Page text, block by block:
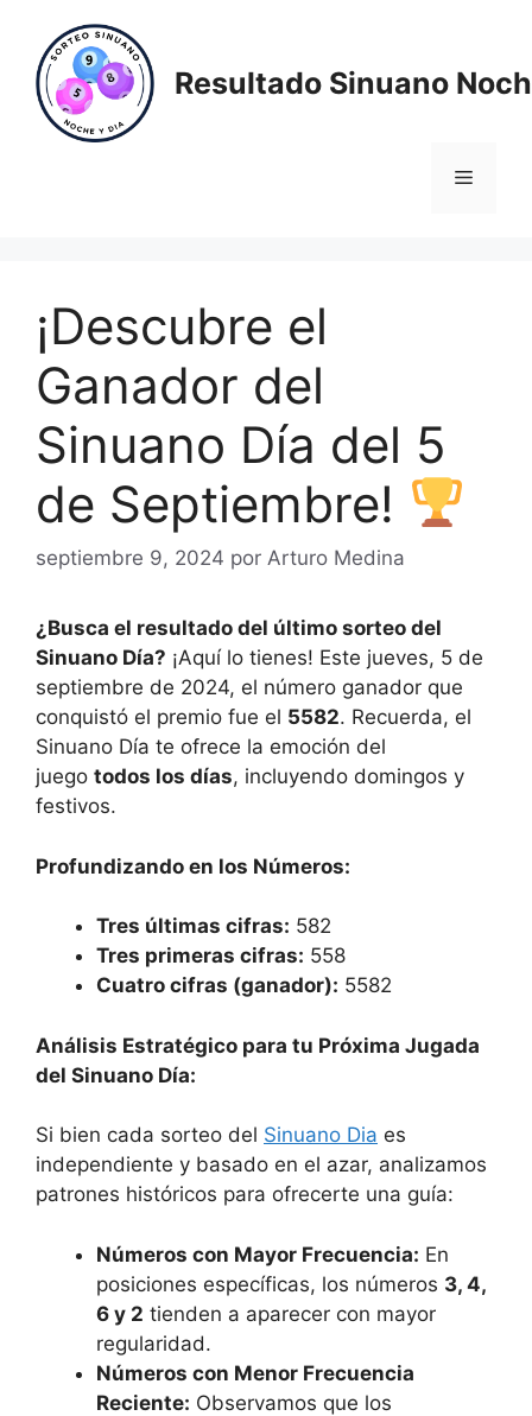
contenido
Resultado Sinuano
Menú
¡Descubre el
Ganador del
Sinuano Día del 5
de Septiembre!
septiembre 9, 2024 por Arturo Medina
¿Busca el resultado del último sorteo del
Sinuano Día? ¡Aquí lo tienes! Este jueves, 5 de
septiembre de 2024, el número ganador que
conquistó el premio fue el 5582. Recuerda, el
Sinuano Día te ofrece la emoción del
juego todos los días, incluyendo domingos y
festivos.
Profundizando en los Números:
Tres últimas cifras: 582
Tres primeras cifras: 558
Cuatro cifras (ganador): 5582
Análisis Estratégico para tu Próxima Jugada
del Sinuano Día:
Si bien cada sorteo del Sinuano Dia es
independiente y basado en el azar, analizamos
patrones históricos para ofrecerte una guía:
Números con Mayor Frecuencia: En
posiciones específicas, los números 3, 4,
6 y 2 tienden a aparecer con mayor
regularidad.
Números con Menor Frecuencia
Reciente: Observamos que los